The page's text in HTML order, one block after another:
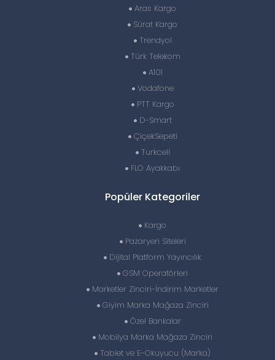
Aras Kargo
Sürat Kargo
Trendyol
Türk Telekom
A101
Vodafone
PTT Kargo
D-Smart
ÇiçekSepeti
Turkcell
FLO Ayakkabı
Popüler Kategoriler
Kargo
Pazaryeri Siteleri
Dijital Platform Yayıncılık
GSM Operatörleri
Marketler Zinciri-İndirim Marketler
Giyim Marka Mağaza Zinciri
Özel Bankalar
Mobilya Marka Mağaza Zinciri
Tablet ve E-Okuyucu (Marka)